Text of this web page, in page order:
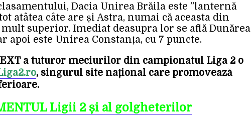
Dacia Unirea Brăila este ”lanternă
atâtea câte are și Astra, numai că aceasta din
superior. Imediat deasupra lor se află Dunărea
apoi este Unirea Constanța, cu 7 puncte.
a tuturor meciurilor din campionatul Liga 2 o
, singurul site național care promovează
Ligii 2 și al golgheterilor